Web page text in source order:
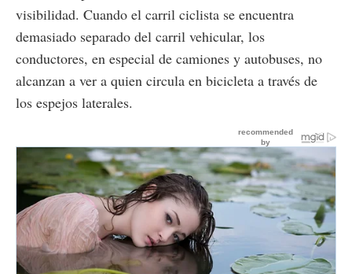
visibilidad. Cuando el carril ciclista se encuentra
demasiado separado del carril vehicular, los
conductores, en especial de camiones y autobuses, no
alcanzan a ver a quien circula en bicicleta a través de
los espejos laterales.